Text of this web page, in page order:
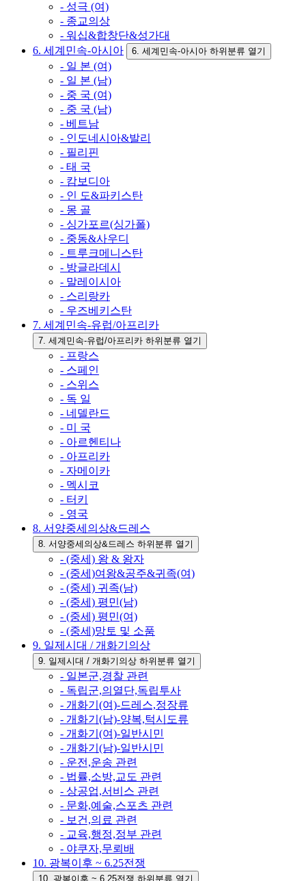
- 성극 (여)
- 종교의상
- 워십&합창단&성가대
6. 세계민속-아시아
6. 세계민속-아시아 하위분류 열기
- 일 본 (여)
- 일 본 (남)
- 중 국 (여)
- 중 국 (남)
- 베트남
- 인도네시아&발리
- 필리핀
- 태 국
- 캄보디아
- 인 도&파키스탄
- 몽 골
- 싱가포르(싱가폴)
- 중동&사우디
- 트루크메니스탄
- 방글라데시
- 말레이시아
- 스리랑카
- 우즈베키스탄
7. 세계민속-유럽/아프리카
7. 세계민속-유럽/아프리카 하위분류 열기
- 프랑스
- 스페인
- 스위스
- 독 일
- 네델란드
- 미 국
- 아르헨티나
- 아프리카
- 자메이카
- 멕시코
- 터키
- 영국
8. 서양중세의상&드레스
8. 서양중세의상&드레스 하위분류 열기
- (중세) 왕 & 왕자
- (중세)여왕&공주&귀족(여)
- (중세) 귀족(남)
- (중세) 평민(남)
- (중세) 평민(여)
- (중세)망토 및 소품
9. 일제시대 / 개화기의상
9. 일제시대 / 개화기의상 하위분류 열기
- 일본군,경찰 관련
- 독립군,의열단,독립투사
- 개화기(여)-드레스,정장류
- 개화기(남)-양복,턱시도류
- 개화기(여)-일반시민
- 개화기(남)-일반시민
- 운전,운송 관련
- 법률,소방,교도 관련
- 상공업,서비스 관련
- 문화,예술,스포츠 관련
- 보건,의료 관련
- 교육,행정,정부 관련
- 야쿠자,무뢰배
10. 광복이후 ~ 6.25전쟁
10. 광복이후 ~ 6.25전쟁 하위분류 열기